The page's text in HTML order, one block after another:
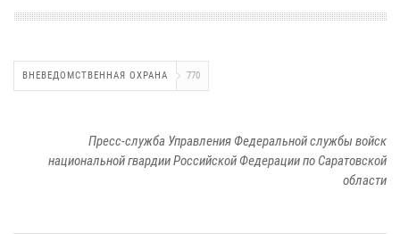
ВНЕВЕДОМСТВЕННАЯ ОХРАНА 770
Пресс-служба Управления Федеральной службы войск
национальной гвардии Российской Федерации по Саратовской
области